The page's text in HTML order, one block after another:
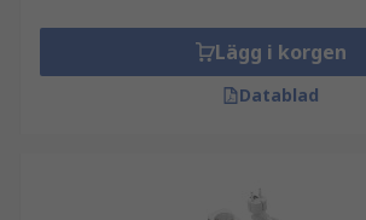
Lägg i korgen
Datablad